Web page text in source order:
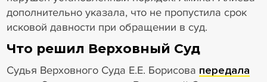
дополнительно указала, что не пропустила срок
исковой давности при обращении в суд.
Что решил Верховный Суд
Судья Верховного Суда Е.Е. Борисова передала